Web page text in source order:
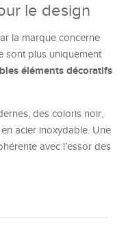
le design
la marque concerne
sont plus uniquement
éléments décoratifs
des coloris noir,
acier inoxydable. Une
avec l’essor des